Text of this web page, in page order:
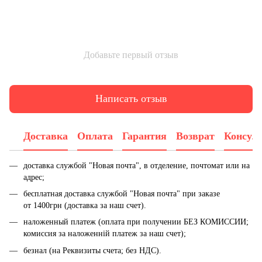
Добавьте первый отзыв
Написать отзыв
Доставка Оплата Гарантия Возврат
доставка службой "Новая почта", в отделение, почтомат или на
адрес;
бесплатная доставка службой "Новая почта" при заказе
от 1400грн (доставка за наш счет).
наложенный платеж (оплата при получении БЕЗ КОМИССИИ;
комиссия за наложенній платеж за наш счет);
безнал (на Реквизиты счета; без НДС).